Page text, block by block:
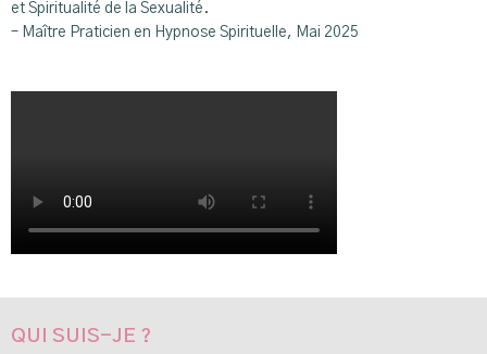
et Spiritualité de la Sexualité.
– Maître Praticien en Hypnose Spirituelle, Mai 2025
QUI SUIS-JE ?